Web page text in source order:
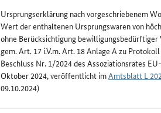
Ursprungserklärung nach vorgeschriebenem
Wert der enthaltenen Ursprungswaren von
ohne Berücksichtigung bewilligungsbedürftiger
gem. Art. 17 i.V.m. Art. 18 Anlage A zu
Beschluss Nr. 1/2024 des Assoziationsrates
Oktober 2024, veröffentlicht imAmtsblatt L
09.10.2024)